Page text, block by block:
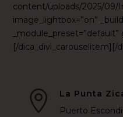
content/uploads/2025/09/
image_lightbox=”on”
_module_preset=”default”
[/dica_divi_carouselitem][/

La Punta
Puerto